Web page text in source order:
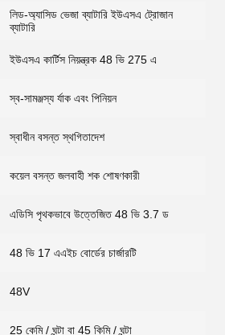
লিড-অ্যাসিড ভেজা ব্যাটারি ইউএসএ ট্রোজান
ব্যাটারি
ইউএসএ কার্টিস নিয়ন্ত্রক 48 ভি 275 এ
স্ব-সামঞ্জস্য র্যাক এবং পিনিয়ন
স্বাধীন বসন্ত স্থগিতাদেশ
কয়েল বসন্ত জলবাহী শক শোষণকারী
এডিসি পৃথকভাবে উত্তেজিত 48 ভি 3.7 ড
48 ভি 17 এএইচ বোর্ডের চার্জারটি
48V
25 কেমি / ঘন্টা বা 45 কিমি / ঘন্টা